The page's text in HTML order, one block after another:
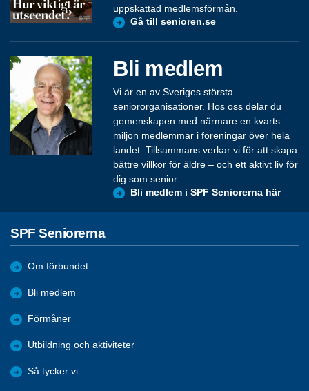
uppskattad medlemsförmån.
Gå till senioren.se
Bli medlem
Vi är en av Sveriges största
seniororganisationer. Hos oss delar du
gemenskapen med närmare en kvarts
miljon medlemmar i föreningar över hela
landet. Tillsammans verkar vi för att skapa
bättre villkor för äldre – och ett aktivt liv för
dig som senior.
Bli medlem i SPF Seniorerna här
SPF Seniorerna
Om förbundet
Bli medlem
Förmåner
Utbildning och aktiviteter
Så tycker vi